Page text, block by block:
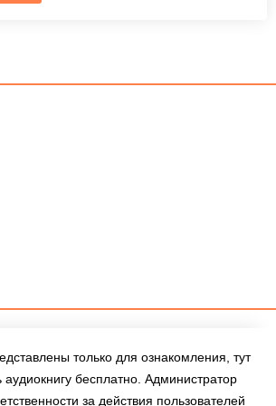
только для ознакомления, тут
бесплатно. Администратор
за действия пользователей